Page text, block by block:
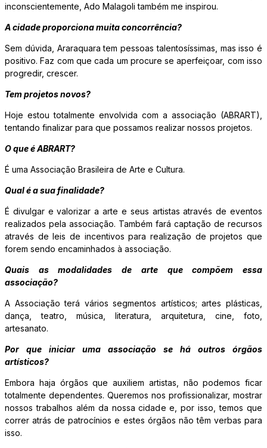
inconscientemente, Ado Malagoli também me inspirou.
A cidade proporciona muita concorrência?
Sem dúvida, Araraquara tem pessoas talentosíssimas, mas isso é
positivo. Faz com que cada um procure se aperfeiçoar, com isso
progredir, crescer.
Tem projetos novos?
Hoje estou totalmente envolvida com a associação (ABRART),
tentando finalizar para que possamos realizar nossos projetos.
O que é ABRART?
É uma Associação Brasileira de Arte e Cultura.
Qual é a sua finalidade?
É divulgar e valorizar a arte e seus artistas através de eventos
realizados pela associação. Também fará captação de recursos
através de leis de incentivos para realização de projetos que
forem sendo encaminhados à associação.
Quais as modalidades de arte que compõem essa
associação?
A Associação terá vários segmentos artísticos; artes plásticas,
dança, teatro, música, literatura, arquitetura, cine, foto,
artesanato.
Por que iniciar uma associação se há outros órgãos
artísticos?
Embora haja órgãos que auxiliem artistas, não podemos ficar
totalmente dependentes. Queremos nos profissionalizar, mostrar
nossos trabalhos além da nossa cidade e, por isso, temos que
correr atrás de patrocínios e estes órgãos não têm verbas para
isso.